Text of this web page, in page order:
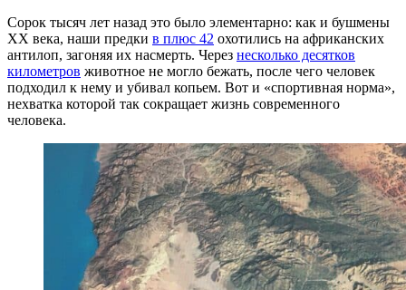
Сорок тысяч лет назад это было элементарно: как и бушмены
XX века, наши предки в плюс 42 охотились на африканских
антилоп, загоняя их насмерть. Через несколько десятков
километров животное не могло бежать, после чего человек
подходил к нему и убивал копьем. Вот и «спортивная норма»,
нехватка которой так сокращает жизнь современного
человека.